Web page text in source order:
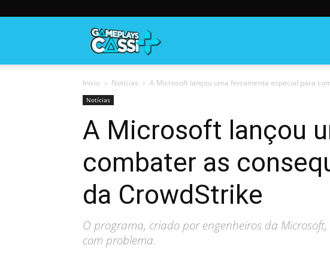
Início Notícias A Microsoft lançou uma ferramenta especial para
Notícias
A Microsoft lançou
combater as
da CrowdStrike
O programa, criado por engenheiros da
com problema.